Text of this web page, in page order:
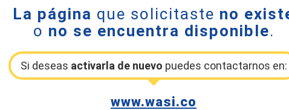
La página que solicitaste no
o no se encuentra disponible.
Si deseas activarla de nuevo puedes contactarnos en:
www.wasi.co